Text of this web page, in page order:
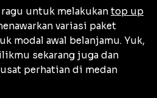
untuk melakukan top up
variasi paket
modal awal belanjamu. Yuk,
sekarang juga dan
perhatian di medan